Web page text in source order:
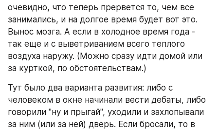
очевидно, что теперь прервется то, чем все
занимались, и на долгое время будет вот это.
Вынос мозга. А если в холодное время года -
так еще и с выветриванием всего теплого
воздуха наружу. (Можно сразу идти домой или
за курткой, по обстоятельствам.)
Тут было два варианта развития: либо с
человеком в окне начинали вести дебаты, либо
говорили "ну и прыгай", уходили и захлопывали
за ним (или за ней) дверь. Если бросали, то в